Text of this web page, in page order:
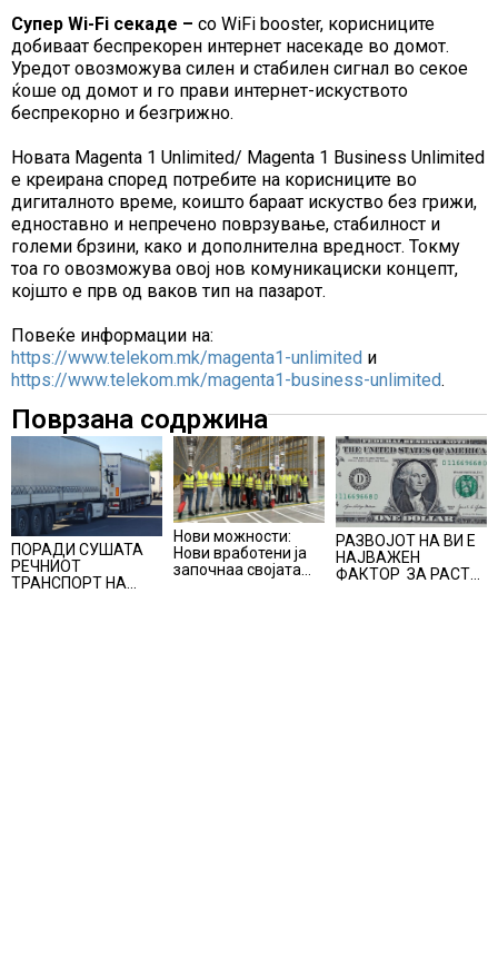
Супер Wi-Fi секаде – со WiFi booster, корисниците
добиваат беспрекорен интернет насекаде во домот.
Уредот овозможува силен и стабилен сигнал во секое
ќоше од домот и го прави интернет-искуството
беспрекорно и безгрижно.
Новата Magenta 1 Unlimited/ Magenta 1 Business Unlimited
е креирана според потребите на корисниците во
дигиталното време, коишто бараат искуство без грижи,
едноставно и непречено поврзување, стабилност и
големи брзини, како и дополнителна вредност. Токму
тоа го овозможува овој нов комуникациски концепт,
којшто е прв од ваков тип на пазарот.
Повеќе информации на:
https://www.telekom.mk/magenta1-unlimited и
https://www.telekom.mk/magenta1-business-unlimited.
Поврзана содржина
ПОРАДИ СУШАТА
РЕЧНИОТ
ТРАНСПОРТ НА
Нови можности:
Нови вработени ја
започнаа својата
РАЗВОЈОТ НА ВИ Е
НАЈВАЖЕН
ФАКТОР ЗА РАСТ